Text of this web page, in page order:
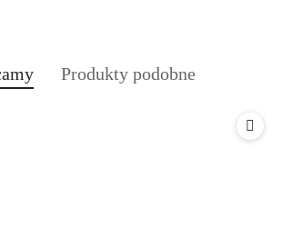
produktów
Produkty
Produkty podobne